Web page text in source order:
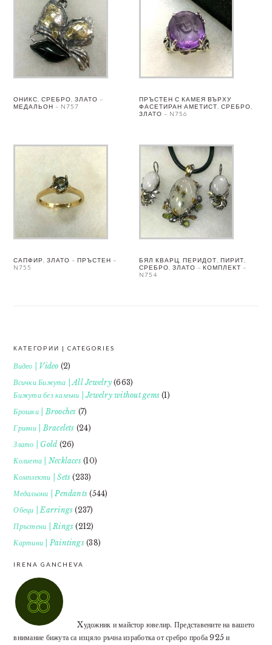
ОНИКС, СРЕБРО, ЗЛАТО –
МЕДАЛЬОН – N757
ПРЪСТЕН С КАМЕЯ ВЪРХУ
ФАСЕТИРАН АМЕТИСТ, СРЕБРО,
ЗЛАТО – N756
САПФИР, ЗЛАТО – ПРЪСТЕН –
N755
БЯЛ КВАРЦ, ПЕРИДОТ, ПИРИТ,
СРЕБРО, ЗЛАТО – КОМПЛЕКТ –
N754
FOOTER
КАТЕГОРИИ | CATEGORIES
Видео | Video (2)
Всички Бижута | All Jewelry(663)
Бижута без камъни | Jewelry without gems (1)
Брошки | Brooches (7)
Гривни | Bracelets (24)
Злато | Gold (26)
Колиета | Necklaces(10)
Комплекти | Sets (233)
Медальони | Pendants (544)
Обеци | Earrings (237)
Пръстени | Rings (212)
Картини | Paintings(38)
IRENA GANCHEVA
Xудожник и майстор ювелир. Представените на вашето
внимание бижута са изцяло ръчна изработка от сребро проба 925 и